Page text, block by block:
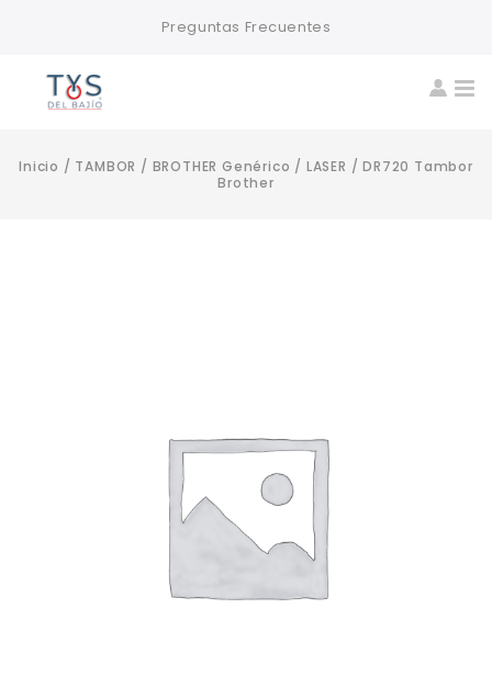
Preguntas Frecuentes
Inicio / TAMBOR / BROTHER Genérico / LASER /DR720 Tambor
Brother